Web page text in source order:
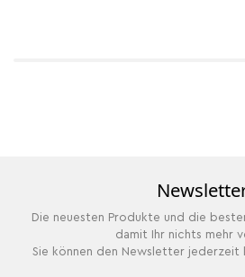
Die neuesten Produkte und die
damit Ihr nichts mehr
Sie können den Newsletter jederzeit